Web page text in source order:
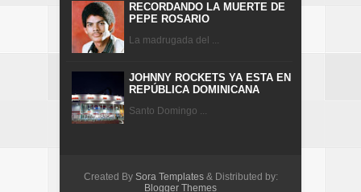
RECORDANDO LA MUERTE DE
PEPE ROSARIO
La madrugada del ...
JOHNNY ROCKETS YA ESTA EN
REPÚBLICA DOMINICANA
Santo Domingo ...
Created By Sora Templates& Distributed by:
Blogger Themes